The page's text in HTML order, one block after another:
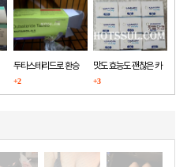
두타스테리드로 환승
+2
맛도 효능도 괜찮은 카
마그라
+3